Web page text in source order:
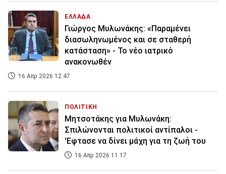
ΕΛΛΑΔΑ
Γιώργος Μυλωνάκης: «Παραμένει
διασωληνωμένος και σε σταθερή
κατάσταση» - Το νέο ιατρικό
ανακονωθέν
16 Απρ 2026 12:47
ΠΟΛΙΤΙΚΗ
Μητσοτάκης για Μυλωνάκη:
Σπιλώνονται πολιτικοί αντίπαλοι -
'Εφτασε να δίνει μάχη για τη ζωή του
16 Απρ 2026 11:17